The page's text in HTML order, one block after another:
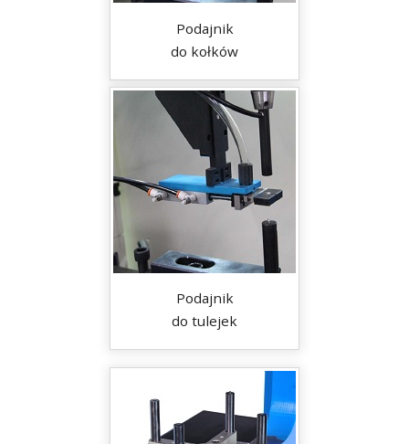
Podajnik
do kołków
Podajnik
do tulejek